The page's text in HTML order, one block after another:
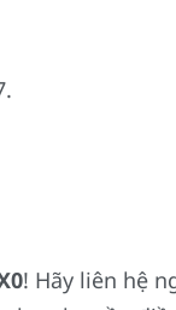
! Hãy liên hệ